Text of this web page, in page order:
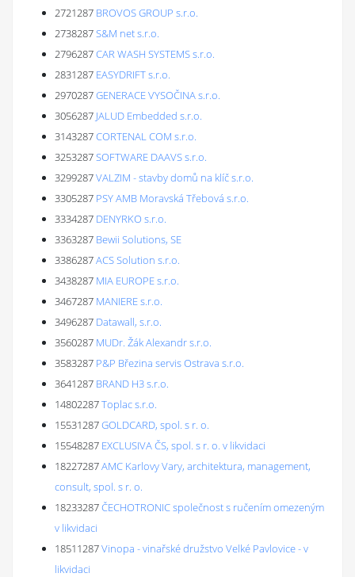
2721287 BROVOS GROUP s.r.o.
2738287S&M net s.r.o.
2796287CAR WASH SYSTEMS s.r.o.
2831287 EASYDRIFT s.r.o.
2970287GENERACE VYSOČINA s.r.o.
3056287 JALUD Embedded s.r.o.
3143287CORTENAL COM s.r.o.
3253287SOFTWARE DAAVS s.r.o.
3299287VALZIM - stavby domů na klíč s.r.o.
3305287 PSY AMB Moravská Třebová s.r.o.
3334287 DENYRKO s.r.o.
3363287 Bewii Solutions, SE
3386287ACS Solution s.r.o.
3438287 MIA EUROPE s.r.o.
3467287 MANIERE s.r.o.
3496287 Datawall, s.r.o.
3560287 MUDr. Žák Alexandr s.r.o.
3583287 P&P Březina servis Ostrava s.r.o.
3641287 BRAND H3 s.r.o.
14802287Toplac s.r.o.
15531287GOLDCARD, spol. s r. o.
15548287 EXCLUSIVA ČS, spol. s r. o. v likvidaci
18227287AMC Karlovy Vary, architektura, management,
consult, spol. s r. o.
18233287ČECHOTRONIC společnost s ručením omezeným
v likvidaci
18511287Vinopa - vinařské družstvo Velké Pavlovice - v
likvidaci